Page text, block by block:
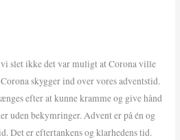
slet ikke det var muligt at Corona ville
skygger ind over vores adventstid.
efter at kunne kramme og give hånd
uden bekymringer. Advent er på én og
Det er eftertankens og klarhedens tid.